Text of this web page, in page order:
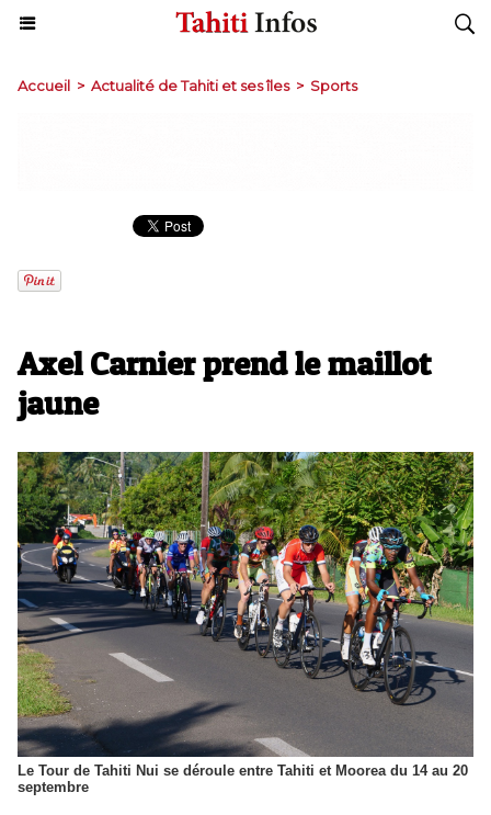
Accueil > Actualité de Tahiti et ses îles > Sports
Axel Carnier prend le maillot
jaune
Le Tour de Tahiti Nui se déroule entre Tahiti et Moorea du 14 au 20
septembre